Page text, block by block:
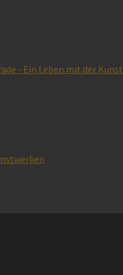
- Ein Leben mit der Kunst